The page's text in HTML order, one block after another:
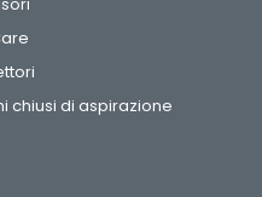
chiusi di aspirazione